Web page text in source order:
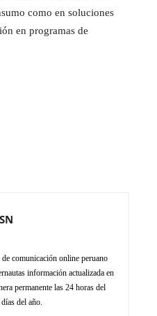
como en soluciones
en programas de
comunicación online peruano
información actualizada en
permanente las 24 horas del
del año.